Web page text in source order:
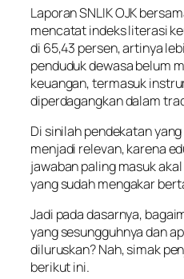
Laporan SNLIK OJK
mencatat indeks literasi
di 65,43 persen, artinya
penduduk dewasa belum
keuangan, termasuk
diperdagangkan dalam
Di sinilah pendekatan
menjadi relevan, karena
jawaban paling masuk
yang sudah mengakar
Jadi pada dasarnya,
yang sesungguhnya dan
diluruskan? Nah, simak
berikut ini.